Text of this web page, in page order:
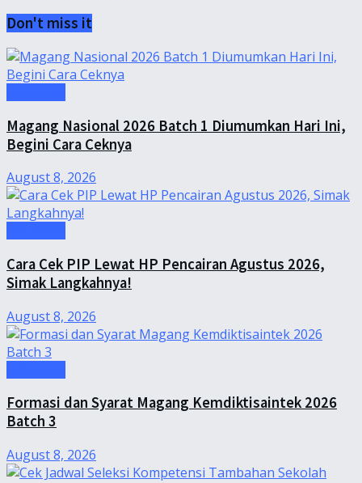
Don't miss it
Magang Nasional 2026 Batch 1 Diumumkan Hari Ini,
Begini Cara Ceknya
August 8, 2026
Cara Cek PIP Lewat HP Pencairan Agustus 2026,
Simak Langkahnya!
August 8, 2026
Formasi dan Syarat Magang Kemdiktisaintek 2026
Batch 3
August 8, 2026